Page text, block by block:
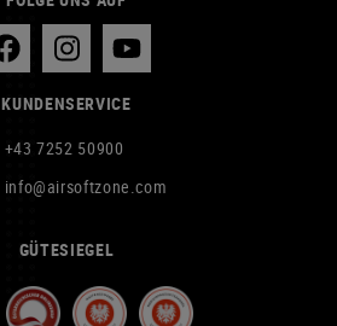
KUNDENSERVICE
+43 7252 50900
info@airsoftzone.com
GÜTESIEGEL